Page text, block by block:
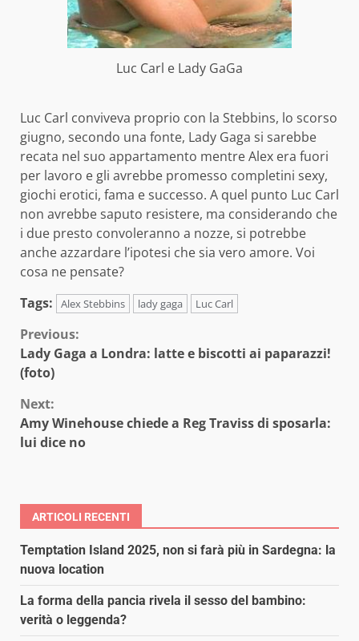
Luc Carl e Lady GaGa
Luc Carl conviveva proprio con la Stebbins, lo scorso
giugno, secondo una fonte, Lady Gaga si sarebbe
recata nel suo appartamento mentre Alex era fuori
per lavoro e gli avrebbe promesso completini sexy,
giochi erotici, fama e successo. A quel punto Luc Carl
non avrebbe saputo resistere, ma considerando che
i due presto convoleranno a nozze, si potrebbe
anche azzardare l’ipotesi che sia vero amore. Voi
cosa ne pensate?
Tags:
Alex Stebbins lady gaga Luc Carl
Continue
Reading
Previous:
Lady Gaga a Londra: latte e biscotti ai paparazzi!
(foto)
Next:
Amy Winehouse chiede a Reg Traviss di sposarla:
lui dice no
ARTICOLI RECENTI
Temptation Island 2025, non si farà più in Sardegna: la
nuova location
La forma della pancia rivela il sesso del bambino:
verità o leggenda?